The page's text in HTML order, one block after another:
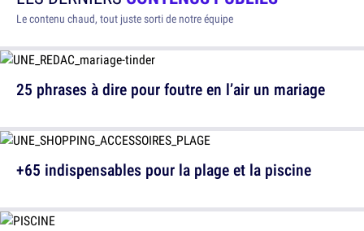
Le contenu chaud, tout juste sorti de notre équipe
25 phrases à dire pour foutre en l’air un mariage
+65 indispensables pour la plage et la piscine